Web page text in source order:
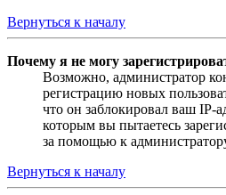
Вернуться к началу
Почему я не могу
Возможно, администратор
регистрацию новых
что он заблокировал ваш IP-
которым вы пытаетесь
за помощью к
Вернуться к началу